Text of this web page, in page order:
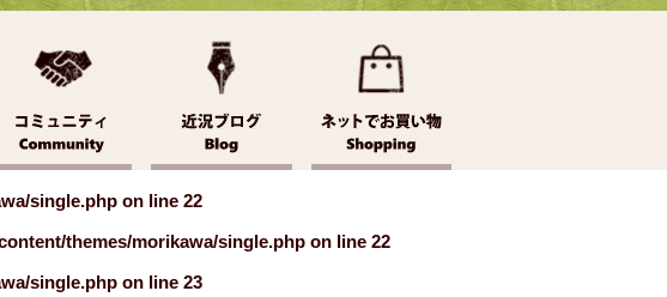
single.php on line 22
themes/morikawa/single.php on line 22
single.php on line 23